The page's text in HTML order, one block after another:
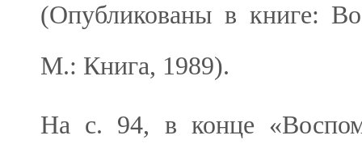
(Опубликованы в книге:
М.: Книга, 1989).
На с. 94, в конце